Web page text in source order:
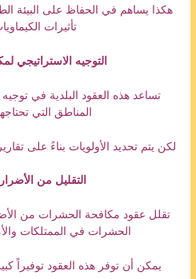
هكذا يساهم في الحفاظ على البيئة
تأثيرات
التوجيه الاستراتيجي
تساعد هذه العقود البلدية في
المناطق التي
لكن يتم تحديد الأولويات بناءً على
التقليل من
تقلل عقود مكافحة الحشرات من
الحشرات في الممتلكات
يمكن أن توفر هذه العقود توفيراً